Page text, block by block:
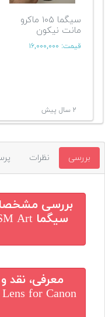
سیگما ۱۰۵ ماکرو
مانت نیکون
قیمت: ۱۶,۰۰۰,۰۰۰
۲ سال پیش
بررسی نظرات
بررسی
معرفی،
for Canon